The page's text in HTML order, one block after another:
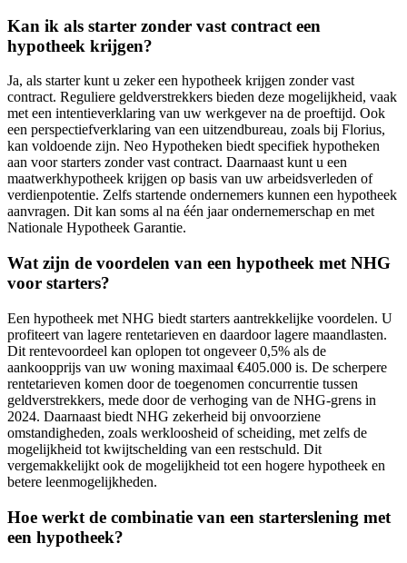
Kan ik als starter zonder vast contract een
hypotheek krijgen?
Ja, als starter kunt u zeker een hypotheek krijgen zonder vast
contract. Reguliere geldverstrekkers bieden deze mogelijkheid, vaak
met een intentieverklaring van uw werkgever na de proeftijd. Ook
een perspectiefverklaring van een uitzendbureau, zoals bij Florius,
kan voldoende zijn. Neo Hypotheken biedt specifiek hypotheken
aan voor starters zonder vast contract. Daarnaast kunt u een
maatwerkhypotheek krijgen op basis van uw arbeidsverleden of
verdienpotentie. Zelfs startende ondernemers kunnen een hypotheek
aanvragen. Dit kan soms al na één jaar ondernemerschap en met
Nationale Hypotheek Garantie.
Wat zijn de voordelen van een hypotheek met NHG
voor starters?
Een hypotheek met NHG biedt starters aantrekkelijke voordelen. U
profiteert van lagere rentetarieven en daardoor lagere maandlasten.
Dit rentevoordeel kan oplopen tot ongeveer 0,5% als de
aankoopprijs van uw woning maximaal €405.000 is. De scherpere
rentetarieven komen door de toegenomen concurrentie tussen
geldverstrekkers, mede door de verhoging van de NHG-grens in
2024. Daarnaast biedt NHG zekerheid bij onvoorziene
omstandigheden, zoals werkloosheid of scheiding, met zelfs de
mogelijkheid tot kwijtschelding van een restschuld. Dit
vergemakkelijkt ook de mogelijkheid tot een hogere hypotheek en
betere leenmogelijkheden.
Hoe werkt de combinatie van een starterslening met
een hypotheek?